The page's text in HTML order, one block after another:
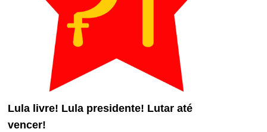
Lula livre! Lula presidente! Lutar até
vencer!